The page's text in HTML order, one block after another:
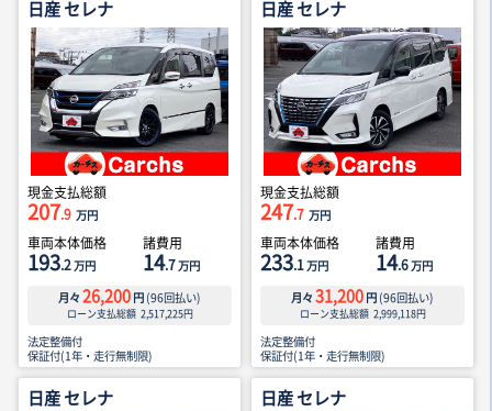
日産 セレナ
現金支払総額
207.9 万円
車両本体価格
193.2万円
諸費用
14.7万円
月々 26,200 円 (96回払い)
ローン支払総額 2,517,225円
法定整備付
保証付(1年・走行無制限)
日産 セレナ
現金支払総額
247.7 万円
車両本体価格
233.1万円
諸費用
14.6万円
月々 31,200 円 (96回払い)
ローン支払総額 2,999,118円
法定整備付
保証付(1年・走行無制限)
日産 セレナ 日産 セレナ